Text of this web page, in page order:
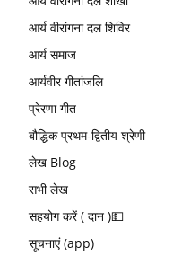
आर्य वीरांगना दल शिविर
आर्य समाज
आर्यवीर गीतांजलि
प्रेरणा गीत
बौद्धिक प्रथम-द्वितीय श्रेणी
लेख Blog
सभी लेख
सहयोग करें ( दान )💵
सूचनाएं (app)